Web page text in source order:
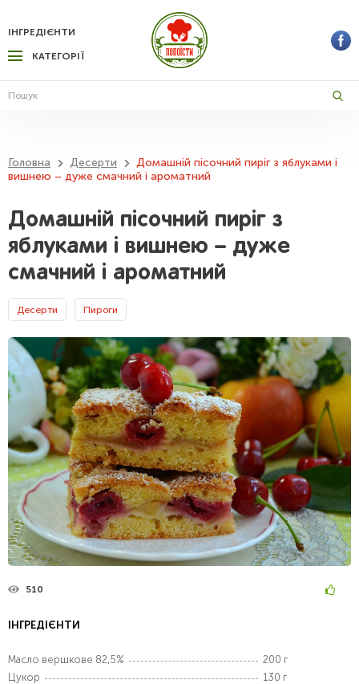
КАТЕГОРІЇ
ІНГРЕДІЄНТИ
Головна Десерти
Домашній пісочний пиріг з яблуками і
вишнею – дуже смачний і ароматний
Домашній пісочний пиріг з
яблуками і вишнею – дуже
смачний і ароматний
Десерти Пироги
510
ІНГРЕДІЄНТИ
Масло вершкове 82,5%
200 г
Цукор
130 г